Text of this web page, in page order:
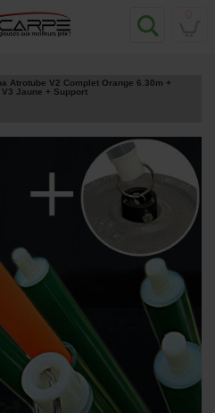
Atrotube V2 Complet Orange 6.30m +
Jaune + Support